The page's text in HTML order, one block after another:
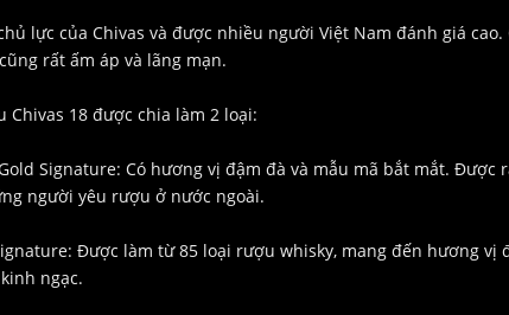
lực của Chivas và được nhiều người Việt Nam đánh giá
rất ấm áp và lãng mạn.
Chivas 18 được chia làm 2 loại:
Signature: Có hương vị đậm đà và mẫu mã bắt mắt.
người yêu rượu ở nước ngoài.
Được làm từ 85 loại rượu whisky, mang đến hương
ngạc.